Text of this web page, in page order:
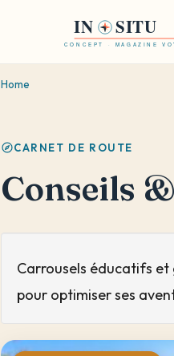
Home
CARNET DE ROUTE
Conseils
Carrousels éducatifs et
pour optimiser ses